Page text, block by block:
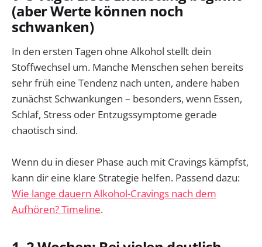
(aber Werte können noch
schwanken)
In den ersten Tagen ohne Alkohol stellt dein
Stoffwechsel um. Manche Menschen sehen bereits
sehr früh eine Tendenz nach unten, andere haben
zunächst Schwankungen – besonders, wenn Essen,
Schlaf, Stress oder Entzugssymptome gerade
chaotisch sind.
Wenn du in dieser Phase auch mit Cravings kämpfst,
kann dir eine klare Strategie helfen. Passend dazu:
Wie lange dauern Alkohol-Cravings nach dem
Aufhören? Timeline.